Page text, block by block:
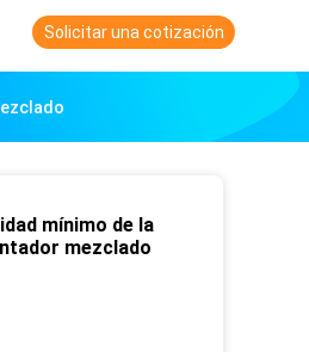
Solicitar una cotización
mínimo de la
mezclado